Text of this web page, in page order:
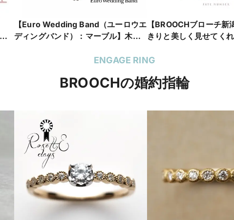
【Euro Wedding Band（ユーロウエ
ディングバンド）：マーブル】木目
ドイツリングが誇る究極の着け心地
【BROOCHブローチ新
きりと美しく見せてく
和 ANGIEアンジー
ENGAGE RING
BROOCHの婚約指輪